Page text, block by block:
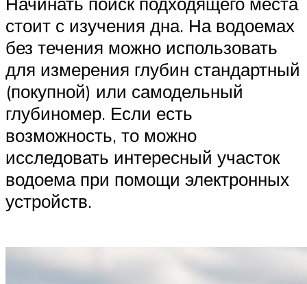
стоит с изучения дна. На водоемах
без течения можно использовать
для измерения глубин стандартный
(покупной) или самодельный
глубиномер. Если есть
возможность, то можно
исследовать интересный участок
водоема при помощи электронных
устройств.